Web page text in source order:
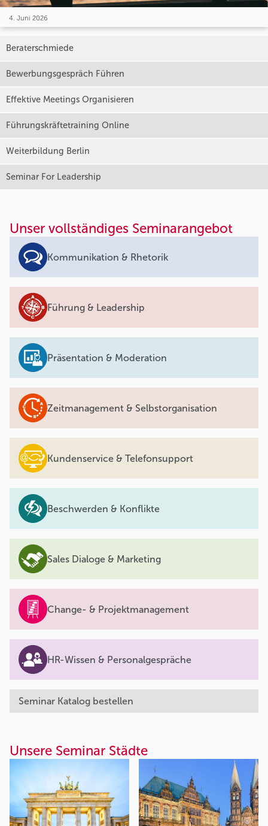
4. Juni 2026
Beraterschmiede
Bewerbungsgespräch Führen
Effektive Meetings Organisieren
Führungskräftetraining Online
Weiterbildung Berlin
Seminar For Leadership
Unser vollständiges Seminarangebot
Kommunikation & Rhetorik
Führung & Leadership
Präsentation & Moderation
Zeitmanagement & Selbstorganisation
Kundenservice & Telefonsupport
Beschwerden & Konflikte
Sales Dialoge & Marketing
Change- & Projektmanagement
HR-Wissen & Personalgespräche
Seminar Katalog bestellen
Unsere Seminar Städte